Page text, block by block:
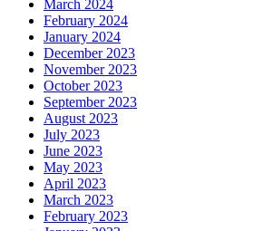
July 2023
June 2023
May 2023
April 2023
March 2023
February 2023
January 2023
December 2022
November 2022
October 2022
September 2022
August 2022